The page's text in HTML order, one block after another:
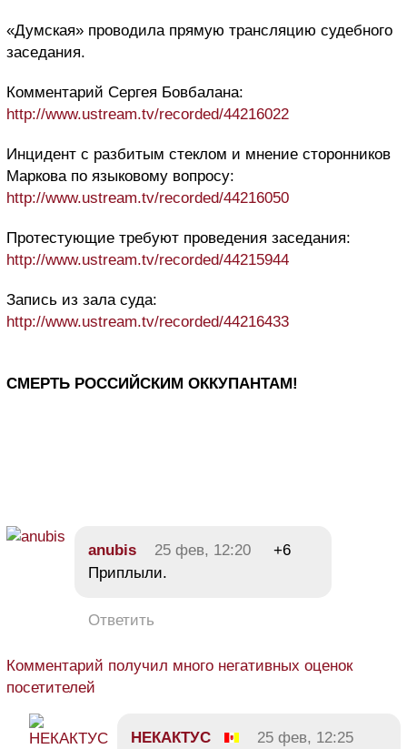
«Думская» проводила прямую трансляцию судебного
заседания.
Комментарий Сергея Бовбалана:
http://www.ustream.tv/recorded/44216022
Инцидент с разбитым стеклом и мнение сторонников
Маркова по языковому вопросу:
http://www.ustream.tv/recorded/44216050
Протестующие требуют проведения заседания:
http://www.ustream.tv/recorded/44215944
Запись из зала суда:
http://www.ustream.tv/recorded/44216433
СМЕРТЬ РОССИЙСКИМ ОККУПАНТАМ!
anubis 25 фев, 12:20
+6
Приплыли.
Ответить
Комментарий получил много негативных оценок
посетителей
НЕКАКТУС
25 фев, 12:25